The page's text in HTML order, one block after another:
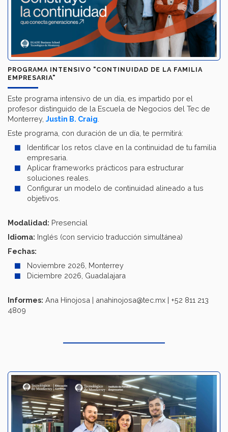
PROGRAMA INTENSIVO "CONTINUIDAD DE LA FAMILIA
EMPRESARIA"
Este programa intensivo de un día, es impartido por el
profesor distinguido de la Escuela de Negocios del Tec de
Monterrey, Justin B. Craig
Este programa, con duración de un día, te permitirá:
Identificar los retos clave en la continuidad de tu familia
empresaria.
Aplicar frameworks prácticos para estructurar
soluciones reales.
Configurar un modelo de continuidad alineado a tus
objetivos.
Modalidad: Presencial
Idioma: Inglés (con servicio traducción simultánea)
Fechas:
Noviembre 2026, Monterrey
Diciembre 2026, Guadalajara
Informes: Ana Hinojosa | anahinojosa@tec.mx | +52 811 213
4809